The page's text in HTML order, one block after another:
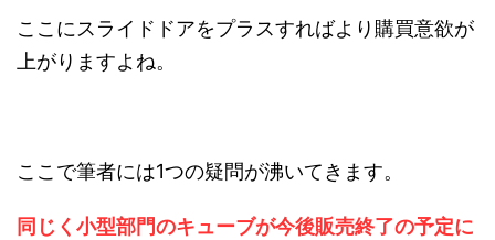
ここにスライドドアをプラスすればより購買意欲が
上がりますよね。
ここで筆者には1つの疑問が沸いてきます。
同じく小型部門のキューブが今後販売終了の予定に